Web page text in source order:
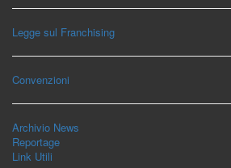
Legge sul Franchising
Convenzioni
Archivio News
Reportage
Link Utili